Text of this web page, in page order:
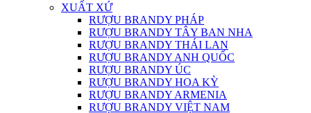
XUẤT XỨ
RƯỢU BRANDY PHÁP
RƯỢU BRANDY TÂY BAN NHA
RƯỢU BRANDY THÁI LAN
RƯỢU BRANDY ANH QUỐC
RƯỢU BRANDY ÚC
RƯỢU BRANDY HOA KỲ
RƯỢU BRANDY ARMENIA
RƯỢU BRANDY VIỆT NAM